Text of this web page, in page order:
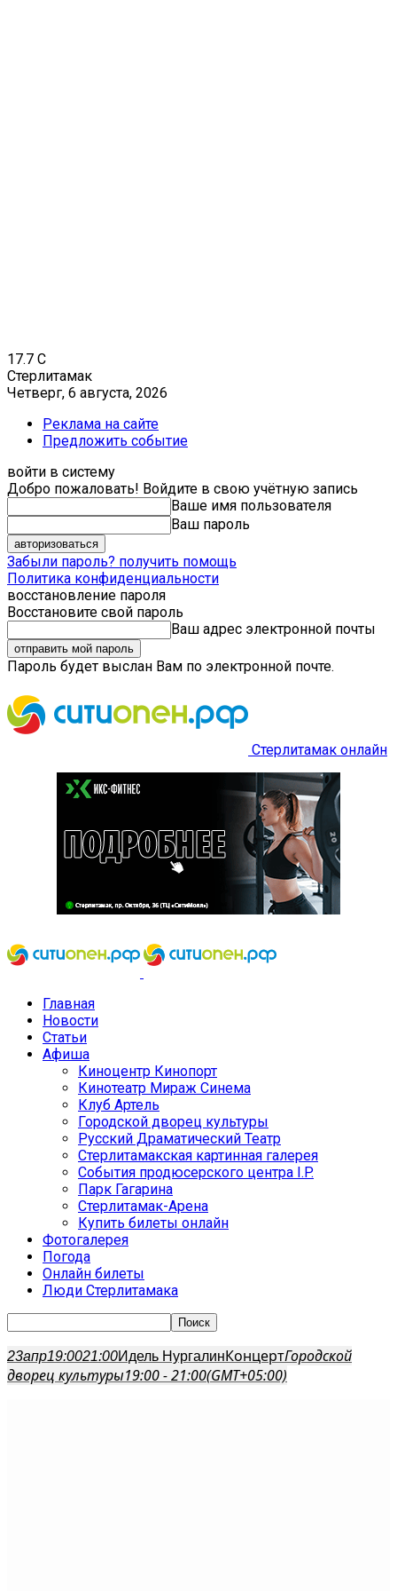
17.7 C
Стерлитамак
Четверг, 6 августа, 2026
Реклама на сайте
Предложить событие
войти в систему
Добро пожаловать! Войдите в свою учётную запись
Ваше имя пользователя
Ваш пароль
Забыли пароль? получить помощь
Политика конфиденциальности
восстановление пароля
Восстановите свой пароль
Ваш адрес электронной почты
Пароль будет выслан Вам по электронной почте.
Стерлитамак онлайн
Главная
Новости
Статьи
Афиша
Киноцентр Кинопорт
Кинотеатр Мираж Синема
Клуб Артель
Городской дворец культуры
Русский Драматический Театр
Стерлитамакская картинная галерея
События продюсерского центра I.P.
Парк Гагарина
Стерлитамак-Арена
Купить билеты онлайн
Фотогалерея
Погода
Онлайн билеты
Люди Стерлитамака
23апр19:0021:00Идель НургалинКонцертГородской
дворец культуры19:00 - 21:00(GMT+05:00)